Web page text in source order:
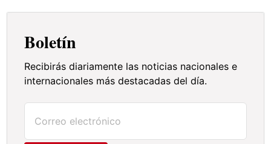
Boletín
Recibirás diariamente las noticias nacionales e
internacionales más destacadas del día.